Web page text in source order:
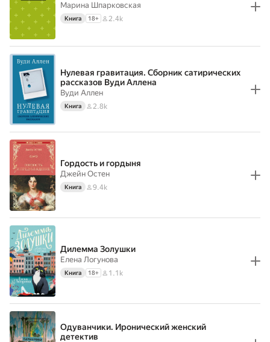
Марина Шпарковская
Книга 18+ 2.4k
Нулевая гравитация. Сборник сатирических
рассказов Вуди Аллена
Вуди Аллен
Книга 2.8k
Гордость и гордыня
Джейн Остен
Книга 9.4k
Дилемма Золушки
Елена Логунова
Книга 18+ 1.1k
Одуванчики. Иронический женский
детектив